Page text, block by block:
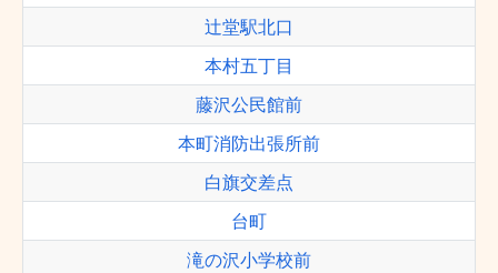
辻堂駅北口
本村五丁目
藤沢公民館前
本町消防出張所前
白旗交差点
台町
滝の沢小学校前